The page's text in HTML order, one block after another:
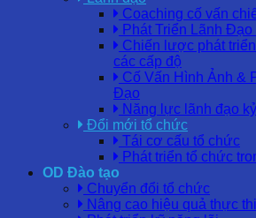
Coaching cố vấn
Phát Triển Lãnh Đạo
Chiến lược phát
các cấp độ
Cố Vấn Hình Ảnh &
Đạo
Năng lực lãnh đạo
Đổi mới tổ chức
Tái cơ cấu tổ chức
Phát triển tổ chức
OD Đào tạo
Chuyển đổi tổ chức
Nâng cao hiệu quả thực thi